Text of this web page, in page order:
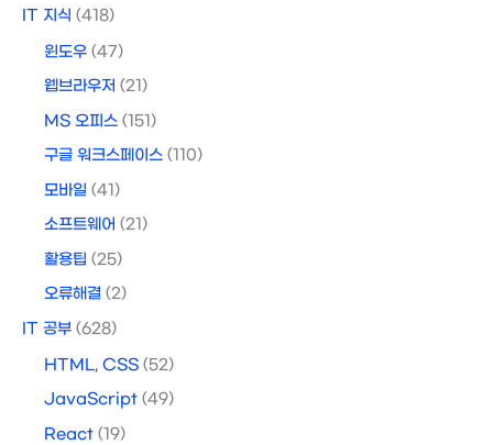
IT 지식 (418)
윈도우 (47)
웹브라우저 (21)
MS 오피스 (151)
구글 워크스페이스 (110)
모바일 (41)
소프트웨어 (21)
활용팁 (25)
오류해결 (2)
IT 공부 (628)
HTML, CSS (52)
JavaScript (49)
React (19)